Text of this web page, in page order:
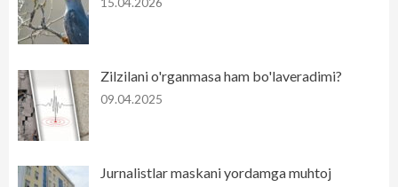
Zilzilani o'rganmasa ham bo'laveradimi?
09.04.2025
Jurnalistlar maskani yordamga muhtoj